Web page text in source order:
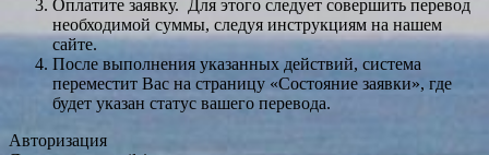
Оплатите заявку. Для этого следует совершить перевод
необходимой суммы, следуя инструкциям на нашем
сайте.
После выполнения указанных действий, система
переместит Вас на страницу «Состояние заявки», где
будет указан статус вашего перевода.
Авторизация